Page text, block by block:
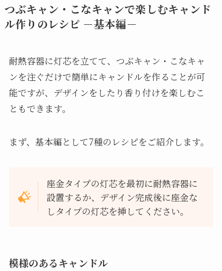
つぶキャン・こなキャンで楽しむキャンド
ル作りのレシピ －基本編－
耐熱容器に灯芯を立てて、つぶキャン・こなキャ
ンを注ぐだけで簡単にキャンドルを作ることが可
能ですが、デザインをしたり香り付けを楽しむこ
ともできます。
まず、基本編として7種のレシピをご紹介します。
座金タイプの灯芯を最初に耐熱容器に
設置するか、デザイン完成後に座金な
しタイプの灯芯を挿してください。
模様のあるキャンドル